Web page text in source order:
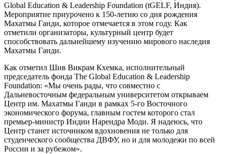
Global Education & Leadership Foundation (tGELF, Индия).
Мероприятие приурочено к 150-летию со дня рождения
Махатмы Ганди, которое отмечается в этом году. Как
отметили организаторы, культурный центр будет
способствовать дальнейшему изучению мирового наследия
Махатмы Ганди.
Как отметил Шив Викрам Кхемка, исполнительный
председатель фонда The Global Education & Leadership
Foundation: «Мы очень рады, что совместно с
Дальневосточным федеральным университетом открываем
Центр им. Махатмы Ганди в рамках 5-го Восточного
экономического форума, главным гостем которого стал
премьер-министр Индии Нарендра Моди. Я надеюсь, что
Центр станет источником вдохновения не только для
студенческого сообщества ДВФУ, но и для молодежи по всей
России и за рубежом».